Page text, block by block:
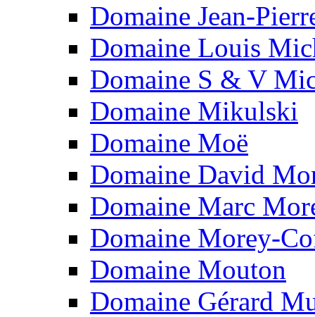
Domaine Jean-
Domaine Louis
Domaine S & V
Domaine Mikulski
Domaine Moë
Domaine David
Domaine Marc
Domaine Morey-
Domaine Mouton
Domaine Gérard